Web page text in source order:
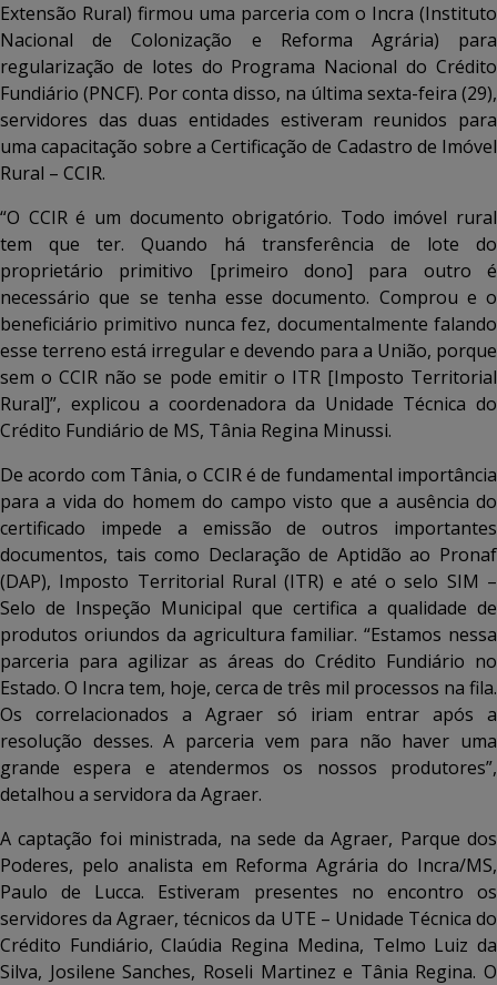
Extensão Rural) firmou uma parceria com o Incra (Instituto
Nacional de Colonização e Reforma Agrária) para
regularização de lotes do Programa Nacional do Crédito
Fundiário (PNCF). Por conta disso, na última sexta-feira (29),
servidores das duas entidades estiveram reunidos para
uma capacitação sobre a Certificação de Cadastro de Imóvel
Rural – CCIR.
“O CCIR é um documento obrigatório. Todo imóvel rural
tem que ter. Quando há transferência de lote do
proprietário primitivo [primeiro dono] para outro é
necessário que se tenha esse documento. Comprou e o
beneficiário primitivo nunca fez, documentalmente falando
esse terreno está irregular e devendo para a União, porque
sem o CCIR não se pode emitir o ITR [Imposto Territorial
Rural]”, explicou a coordenadora da Unidade Técnica do
Crédito Fundiário de MS, Tânia Regina Minussi.
De acordo com Tânia, o CCIR é de fundamental importância
para a vida do homem do campo visto que a ausência do
certificado impede a emissão de outros importantes
documentos, tais como Declaração de Aptidão ao Pronaf
(DAP), Imposto Territorial Rural (ITR) e até o selo SIM –
Selo de Inspeção Municipal que certifica a qualidade de
produtos oriundos da agricultura familiar. “Estamos nessa
parceria para agilizar as áreas do Crédito Fundiário no
Estado. O Incra tem, hoje, cerca de três mil processos na fila.
Os correlacionados a Agraer só iriam entrar após a
resolução desses. A parceria vem para não haver uma
grande espera e atendermos os nossos produtores”,
detalhou a servidora da Agraer.
A captação foi ministrada, na sede da Agraer, Parque dos
Poderes, pelo analista em Reforma Agrária do Incra/MS,
Paulo de Lucca. Estiveram presentes no encontro os
servidores da Agraer, técnicos da UTE – Unidade Técnica do
Crédito Fundiário, Claúdia Regina Medina, Telmo Luiz da
Silva, Josilene Sanches, Roseli Martinez e Tânia Regina. O